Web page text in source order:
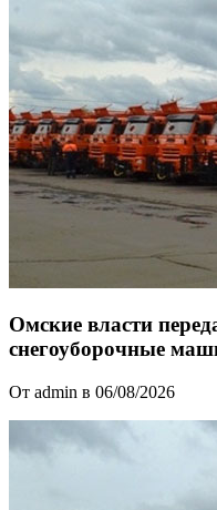
Омские власти
снегоуборочные
От admin в 06/08/2026